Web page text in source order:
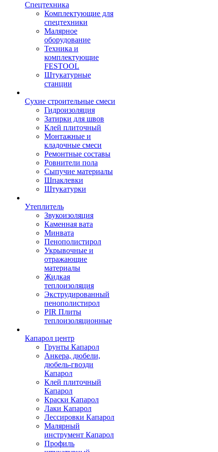
Спецтехника
Комплектующие для
спецтехники
Малярное
оборудование
Техника и
комплектующие
FESTOOL
Штукатурные
станции
Сухие строительные смеси
Гидроизоляция
Затирки для швов
Клей плиточный
Монтажные и
кладочные смеси
Ремонтные составы
Ровнители пола
Сыпучие материалы
Шпаклевки
Штукатурки
Утеплитель
Звукоизоляция
Каменная вата
Минвата
Пенополистирол
Укрывочные и
отражающие
материалы
Жидкая
теплоизоляция
Экструдированный
пенополистирол
PIR Плиты
теплоизоляционные
Капарол центр
Грунты Капарол
Анкера, дюбели,
дюбель-гвозди
Капарол
Клей плиточный
Капарол
Краски Капарол
Лаки Капарол
Лессировки Капарол
Малярный
инструмент Капарол
Профиль